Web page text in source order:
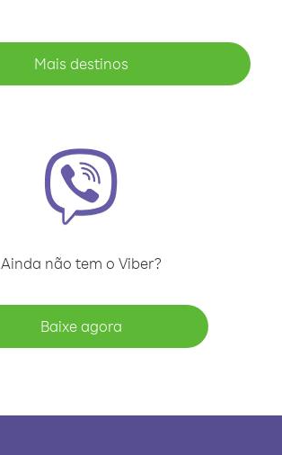
Mais destinos
Ainda não tem o Viber?
Baixe agora